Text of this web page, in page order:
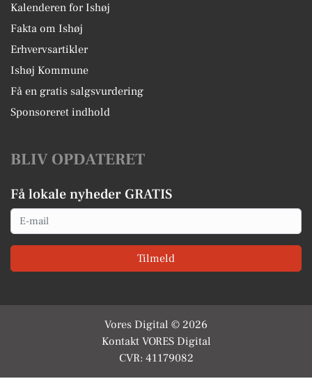
Kalenderen for Ishøj
Fakta om Ishøj
Erhvervsartikler
Ishøj Kommune
Få en gratis salgsvurdering
Sponsoreret indhold
BLIV OPDATERET
Få lokale nyheder GRATIS
Email
Tilmeld
Vores Digital © 2026
Kontakt VORES Digital
CVR: 41179082